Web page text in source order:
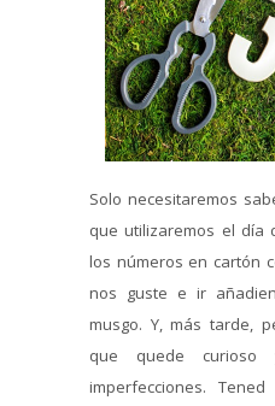
Solo necesitaremos
que utilizaremos el día
los números en cartón
nos guste e ir
musgo. Y, más tarde,
que quede
imperfecciones.